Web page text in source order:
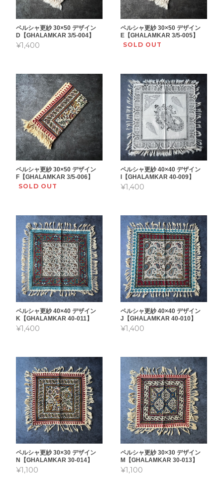
ペルシャ更紗 30×50 デザイン
D【GHALAMKAR 3/5-004】
¥1,400
ペルシャ更紗 30×50 デザイン
E【GHALAMKAR 3/5-005】
SOLD OUT
ペルシャ更紗 30×50 デザイン
F【GHALAMKAR 3/5-006】
SOLD OUT
ペルシャ更紗 40×40 デザイン
I【GHALAMKAR 40-009】
¥1,400
ペルシャ更紗 40×40 デザイン
K【GHALAMKAR 40-011】
¥1,400
ペルシャ更紗 40×40 デザイン
J【GHALAMKAR 40-010】
¥1,400
ペルシャ更紗 30×30 デザイン
N【GHALAMKAR 30-014】
¥1,100
ペルシャ更紗 30×30 デザイン
M【GHALAMKAR 30-013】
¥1,100